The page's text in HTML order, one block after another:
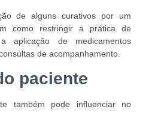
de alguns curativos por um
como restringir a prática de
aplicação de medicamentos
de acompanhamento.
paciente
também pode influenciar no